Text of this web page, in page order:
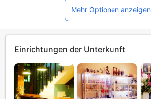
Mehr Optionen anzeigen
Einrichtungen der Unterkunft